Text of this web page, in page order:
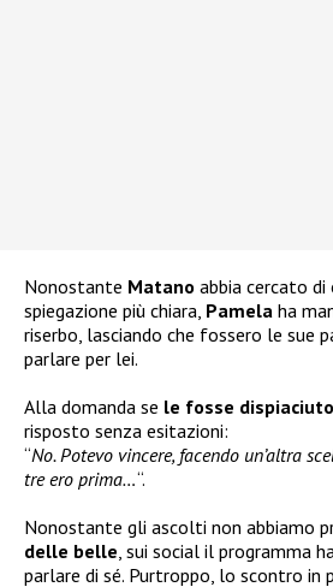
Nonostante Matano abbia cercato
spiegazione più chiara, Pamela ha
riserbo, lasciando che fossero le sue
parlare per lei.
Alla domanda se le fosse
risposto senza esitazioni:
“No. Potevo vincere, facendo un’altra
tre ero prima…“.
Nonostante gli ascolti non abbiamo
delle belle, sui social il programma
parlare di sé. Purtroppo, lo scontro in